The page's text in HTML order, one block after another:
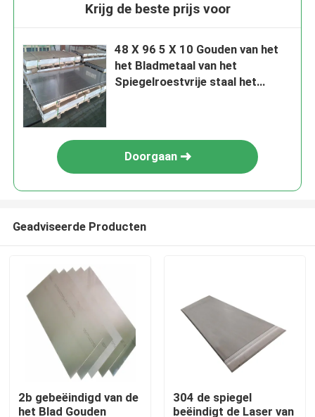
Krijg de beste prijs voor
48 X 96 5 X 10 Gouden van het
het Bladmetaal van het
Spiegelroestvrije staal het
Doorgaan
Geadviseerde Producten
2b gebeëindigd van de
het Blad Gouden
304 de spiegel
beëindigt de Laser van